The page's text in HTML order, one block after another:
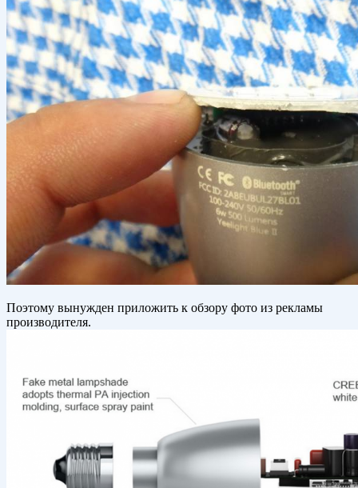
Поэтому вынужден приложить к обзору фото из рекламы
производителя.